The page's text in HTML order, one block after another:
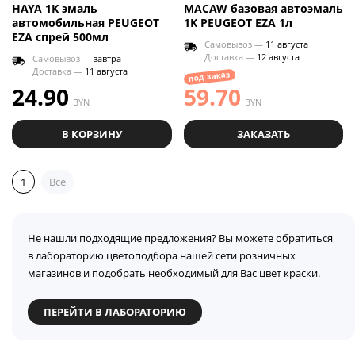
HAYA 1K эмаль
автомобильная PEUGEOT
EZA спрей 500мл
Самовывоз — завтра
Доставка — 11 августа
24.90 BYN
В КОРЗИНУ
MACAW базовая автоэмаль
1K PEUGEOT EZA 1л
Самовывоз — 11 августа
Доставка — 12 августа
под заказ
59.70 BYN
ЗАКАЗАТЬ
1 Все
Не нашли подходящие предложения? Вы можете обратиться
в лабораторию цветоподбора нашей сети розничных
магазинов и подобрать необходимый для Вас цвет краски.
ПЕРЕЙТИ В ЛАБОРАТОРИЮ